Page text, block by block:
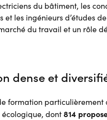
du bâtiment, les
les ingénieurs d’études
du travail et un rôle
dense et
formation
dont814